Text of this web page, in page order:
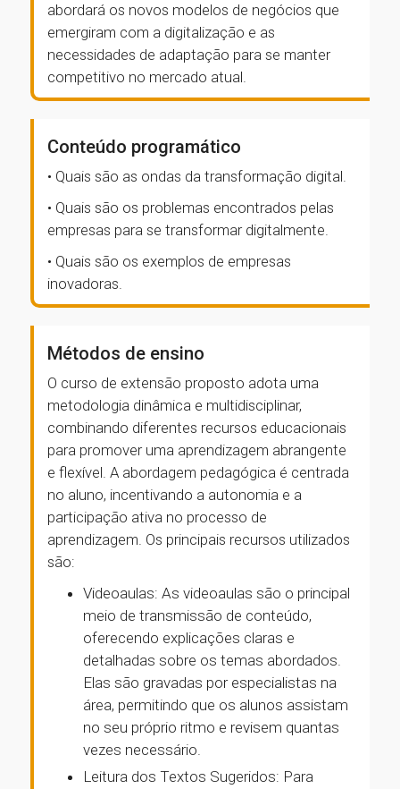
abordará os novos modelos de negócios que
emergiram com a digitalização e as
necessidades de adaptação para se manter
competitivo no mercado atual.
Conteúdo programático
• Quais são as ondas da transformação digital.
• Quais são os problemas encontrados pelas
empresas para se transformar digitalmente.
• Quais são os exemplos de empresas
inovadoras.
Métodos de ensino
O curso de extensão proposto adota uma
metodologia dinâmica e multidisciplinar,
combinando diferentes recursos educacionais
para promover uma aprendizagem abrangente
e flexível. A abordagem pedagógica é centrada
no aluno, incentivando a autonomia e a
participação ativa no processo de
aprendizagem. Os principais recursos utilizados
são:
Videoaulas: As videoaulas são o principal
meio de transmissão de conteúdo,
oferecendo explicações claras e
detalhadas sobre os temas abordados.
Elas são gravadas por especialistas na
área, permitindo que os alunos assistam
no seu próprio ritmo e revisem quantas
vezes necessário.
Leitura dos Textos Sugeridos: Para